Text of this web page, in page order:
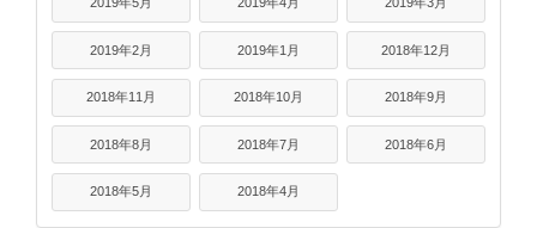
2019年2月 2019年1月 2018年12月
2018年11月 2018年10月 2018年9月
2018年8月 2018年7月 2018年6月
2018年5月 2018年4月